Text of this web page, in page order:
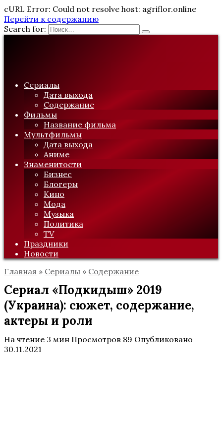
cURL Error: Could not resolve host: agriflor.online
Перейти к содержанию
Search for:
Сериалы
Дата выхода
Содержание
Фильмы
Название фильма
Мультфильмы
Дата выхода
Аниме
Знаменитости
Бизнес
Блогеры
Кино
Мода
Музыка
Политика
TV
Праздники
Новости
Главная » Сериалы » Содержание
Сериал «Подкидыш» 2019
(Украина): сюжет, содержание,
актеры и роли
На чтение 3 мин Просмотров 89 Опубликовано
30.11.2021